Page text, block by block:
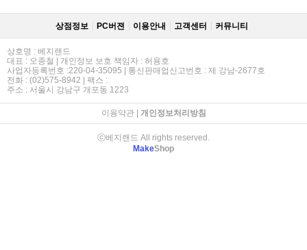
상점정보 PC버젼 이용안내 고객센터 커뮤니티
상호명 : 베지랜드
대표 : 오종철 | 개인정보 보호 책임자 : 허용호
사업자등록번호 :220-04-35095 | 통신판매업신고번호 : 제 강남-2677호
전화 : (02)575-8942 | 팩스 :
주소 : 서울시 강남구 개포동 1223
이용약관| 개인정보처리방침
ⓒ베지랜드 All rights reserved.
MakeShop